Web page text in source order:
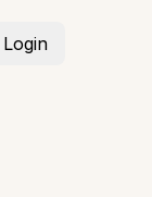
Login